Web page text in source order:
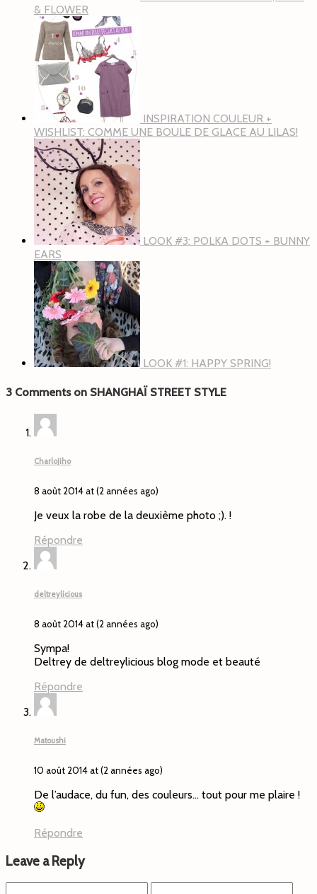
& FLOWER
INSPIRATION COULEUR +
WISHLIST: COMME UNE BOULE DE GLACE AU LILAS!
LOOK #3: POLKA DOTS + BUNNY
EARS
LOOK #1: HAPPY SPRING!
3 Comments on SHANGHAÏ STREET STYLE
CharloJiho
8 août 2014 at (2 années ago)
Je veux la robe de la deuxième photo ;). !
Répondre
deltreylicious
8 août 2014 at (2 années ago)
Sympa!
Deltrey de deltreylicious blog mode et beauté
Répondre
Matoushi
10 août 2014 at (2 années ago)
De l’audace, du fun, des couleurs… tout pour me plaire !
Répondre
Leave a Reply